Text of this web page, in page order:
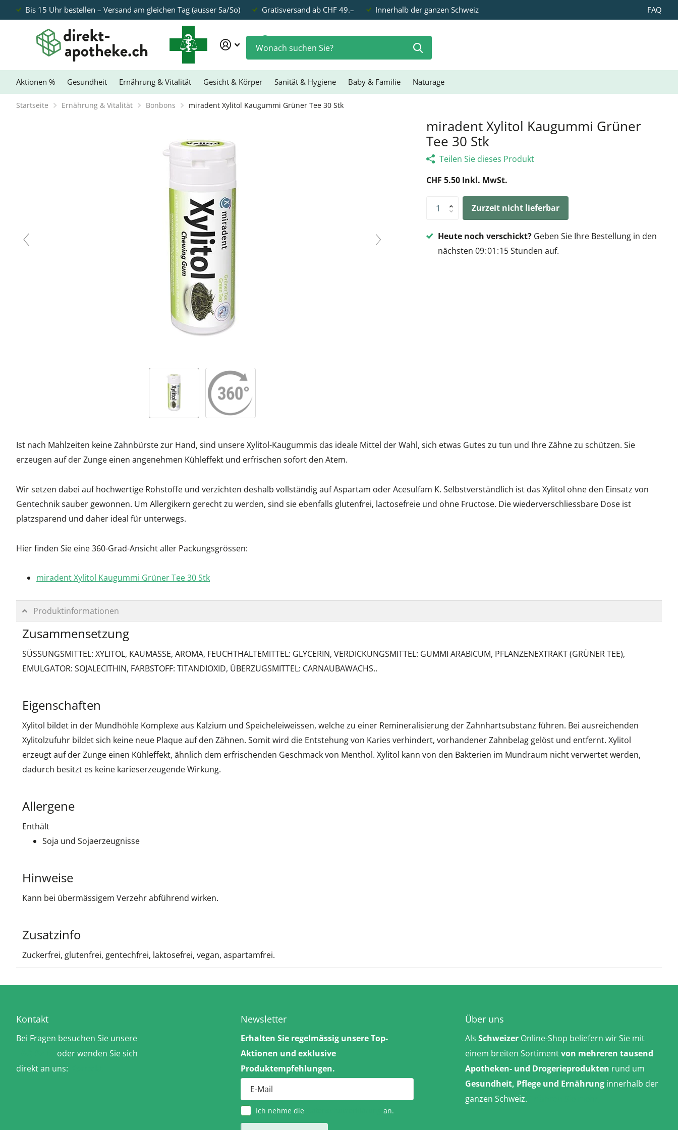
Bis 15 Uhr bestellen – Versand am gleichen Tag (ausser Sa/So) Gratisversand ab CHF 49.– Innerhalb der ganzen Schweiz FAQ
Aktionen % Gesundheit Ernährung & Vitalität Gesicht & Körper Sanität & Hygiene Baby & Familie Naturage
Startseite Ernährung & Vitalität Bonbons miradent Xylitol Kaugummi Grüner Tee 30 Stk
miradent Xylitol Kaugummi Grüner
Tee 30 Stk
Teilen Sie dieses Produkt
CHF 5.50 Inkl. MwSt.
Zurzeit nicht lieferbar
Heute noch verschickt?Geben Sie Ihre Bestellung in den
nächsten 09 01 15Stunden auf.
Ist nach Mahlzeiten keine Zahnbürste zur Hand, sind unsere Xylitol-Kaugummis das ideale Mittel der Wahl, sich etwas Gutes zu tun und Ihre Zähne zu schützen. Sie
erzeugen auf der Zunge einen angenehmen Kühleffekt und erfrischen sofort den Atem.
Wir setzen dabei auf hochwertige Rohstoffe und verzichten deshalb vollständig auf Aspartam oder Acesulfam K. Selbstverständlich ist das Xylitol ohne den Einsatz von
Gentechnik sauber gewonnen. Um Allergikern gerecht zu werden, sind sie ebenfalls glutenfrei, lactosefreie und ohne Fructose. Die wiederverschliessbare Dose ist
platzsparend und daher ideal für unterwegs.
Hier finden Sie eine 360-Grad-Ansicht aller Packungsgrössen:
miradent Xylitol Kaugummi Grüner Tee 30 Stk
Produktinformationen
Zusammensetzung
SÜSSUNGSMITTEL: XYLITOL, KAUMASSE, AROMA, FEUCHTHALTEMITTEL: GLYCERIN, VERDICKUNGSMITTEL: GUMMI ARABICUM, PFLANZENEXTRAKT (GRÜNER TEE),
EMULGATOR: SOJALECITHIN, FARBSTOFF: TITANDIOXID, ÜBERZUGSMITTEL: CARNAUBAWACHS..
Eigenschaften
Xylitol bildet in der Mundhöhle Komplexe aus Kalzium und Speicheleiweissen, welche zu einer Remineralisierung der Zahnhartsubstanz führen. Bei ausreichenden
Xylitolzufuhr bildet sich keine neue Plaque auf den Zähnen. Somit wird die Entstehung von Karies verhindert, vorhandener Zahnbelag gelöst und entfernt. Xylitol
erzeugt auf der Zunge einen Kühleffekt, ähnlich dem erfrischenden Geschmack von Menthol. Xylitol kann von den Bakterien im Mundraum nicht verwertet werden,
dadurch besitzt es keine karieserzeugende Wirkung.
Allergene
Enthält
Soja und Sojaerzeugnisse
Hinweise
Kann bei übermässigem Verzehr abführend wirken.
Zusatzinfo
Zuckerfrei, glutenfrei, gentechfrei, laktosefrei, vegan, aspartamfrei.
Kontakt
Bei Fragen besuchen Sie unsere
oder wenden Sie sich
direkt an uns:
Newsletter
Erhalten Sie regelmässig unsere Top-
Aktionen und exklusive
Produktempfehlungen.
Ich nehme die an.
Über uns
AlsSchweizer Online-Shop beliefern wir Sie mit
einem breiten Sortimentvon mehreren tausend
Apotheken- und Drogerieprodukten rund um
Gesundheit, Pflege und Ernährung innerhalb der
ganzen Schweiz.